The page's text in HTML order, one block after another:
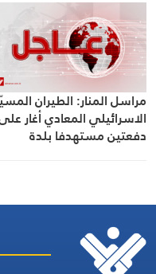
مراسل المنار: الطيران
الاسرائيلي المعادي أغار
دفعتين مستهدفا بلدة